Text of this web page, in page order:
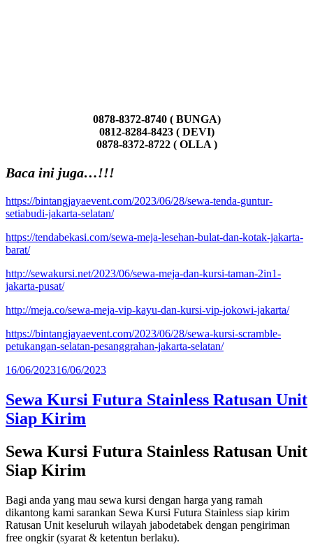
0878-8372-8740 ( BUNGA)
0812-8284-8423 ( DEVI)
0878-8372-8722 ( OLLA )
Baca ini juga…!!!
https://bintangjayaevent.com/2023/06/28/sewa-tenda-guntur-
setiabudi-jakarta-selatan/
https://tendabekasi.com/sewa-meja-lesehan-bulat-dan-kotak-jakarta-
barat/
http://sewakursi.net/2023/06/sewa-meja-dan-kursi-taman-2in1-
jakarta-pusat/
http://meja.co/sewa-meja-vip-kayu-dan-kursi-vip-jokowi-jakarta/
https://bintangjayaevent.com/2023/06/28/sewa-kursi-scramble-
petukangan-selatan-pesanggrahan-jakarta-selatan/
Diposkan
16/06/202316/06/2023
Sewa Kursi Futura Stainless Ratusan Unit
Siap Kirim
Sewa Kursi Futura Stainless Ratusan Unit
Siap Kirim
Bagi anda yang mau sewa kursi dengan harga yang ramah
dikantong kami sarankan Sewa Kursi Futura Stainless siap kirim
Ratusan Unit keseluruh wilayah jabodetabek dengan pengiriman
free ongkir (syarat & ketentun berlaku).